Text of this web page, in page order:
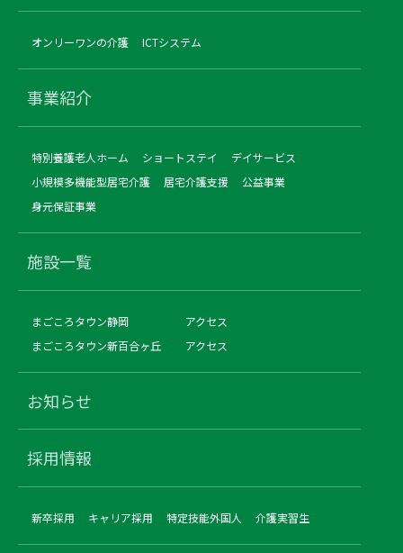
オンリーワンの介護 ICTシステム
事業紹介
特別養護老人ホーム ショートステイ
デイサービス
小規模多機能型居宅介護
居宅介護支援
公益事業
身元保証事業
施設一覧
まごころタウン静岡
アクセス
まごころタウン新百合ヶ丘
アクセス
お知らせ
採用情報
新卒採用 キャリア採用 特定技能外国人 介護実習生